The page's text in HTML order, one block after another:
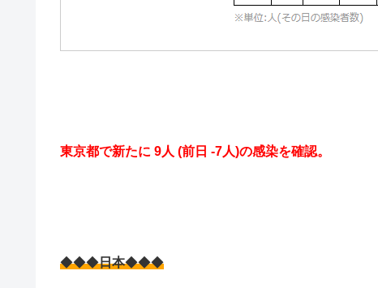
東京都で新たに 9人 (前日 -7人)の感染を確認。
◆◆◆日本◆◆◆